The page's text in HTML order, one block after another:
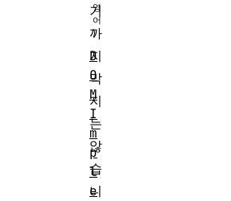
기
까
지
막
지
는
않
습
니
D
O
M
I
m
p
l
e